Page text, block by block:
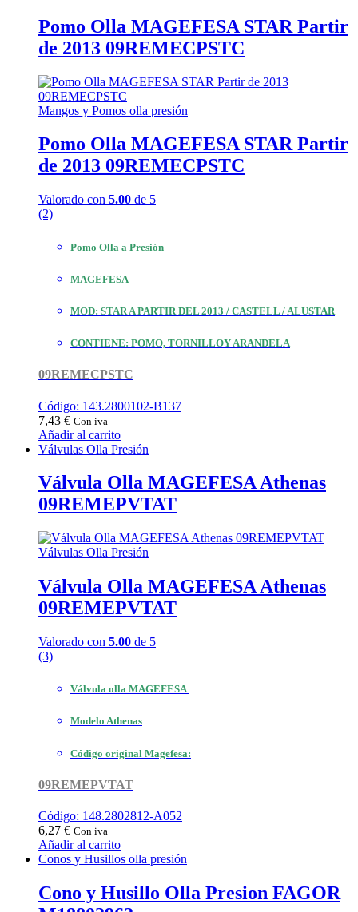
Pomo Olla MAGEFESA STAR Partir
de 2013 09REMECPSTC
Mangos y Pomos olla presión
Pomo Olla MAGEFESA STAR Partir
de 2013 09REMECPSTC
Valorado con 5.00 de 5
(2)
Pomo Olla a Presión
MAGEFESA
MOD: STAR A PARTIR DEL 2013 / CASTELL / ALUSTAR
CONTIENE: POMO, TORNILLOY ARANDELA
09REMECPSTC
Código: 143.2800102-B137
7,43 € Con iva
Añadir al carrito
Válvulas Olla Presión
Válvula Olla MAGEFESA Athenas
09REMEPVTAT
Válvulas Olla Presión
Válvula Olla MAGEFESA Athenas
09REMEPVTAT
Valorado con 5.00 de 5
(3)
Válvula olla MAGEFESA
Modelo Athenas
Código original Magefesa:
09REMEPVTAT
Código: 148.2802812-A052
6,27 € Con iva
Añadir al carrito
Conos y Husillos olla presión
Cono y Husillo Olla Presion FAGOR